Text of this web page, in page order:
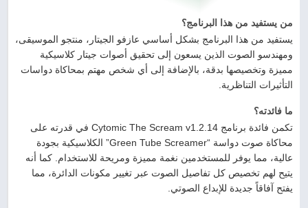
من يستفيد من هذا البرنامج؟
يستفيد من هذا البرنامج بشكل أساسي عازفو الجيتار، منتجو الموسيقى،
ومهندسو الصوت الذين يسعون إلى تحقيق أصوات جيتار كلاسيكية
مميزة وتخصيصها بدقة، بالإضافة إلى أي شخص مهتم بمحاكاة دواسات
التأثيرات التناظرية.
ما فائدته؟
تكمن فائدة برنامج Cytomic The Scream v1.2.14 في قدرته على
محاكاة صوت دواسة “Green Tube Screamer” الكلاسيكية بجودة
عالية، مما يوفر للمستخدمين نغمة مميزة ومريحة للاستخدام. كما أنه
يتيح لهم تخصيص كل تفاصيل الصوت عبر تغيير مكونات الدائرة، مما
يفتح آفاقاً جديدة للإبداع الصوتي.